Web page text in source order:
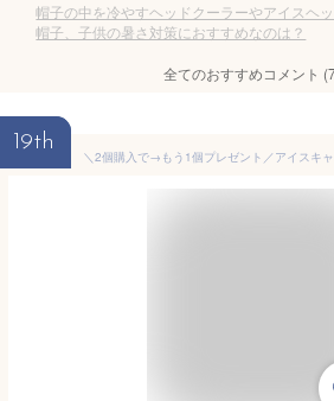
帽子の中を冷やすヘッドクーラーやアイスヘ
帽子、子供の暑さ対策におすすめなのは？
全てのおすすめコメント (
19th